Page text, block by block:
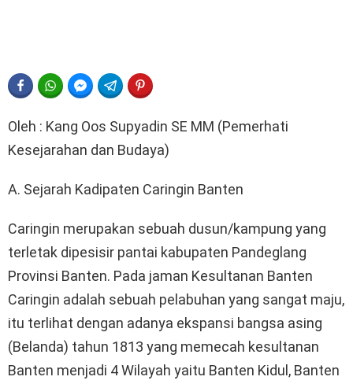
FACEBOOKWHATSAPPFACEBOOK MESSENGER
TELEGRAM
Oleh : Kang Oos Supyadin SE MM (Pemerhati
Kesejarahan dan Budaya)
A. Sejarah Kadipaten Caringin Banten
Caringin merupakan sebuah dusun/kampung yang
terletak dipesisir pantai kabupaten Pandeglang
Provinsi Banten. Pada jaman Kesultanan Banten
Caringin adalah sebuah pelabuhan yang sangat maju,
itu terlihat dengan adanya ekspansi bangsa asing
(Belanda) tahun 1813 yang memecah kesultanan
Banten menjadi 4 Wilayah yaitu Banten Kidul, Banten